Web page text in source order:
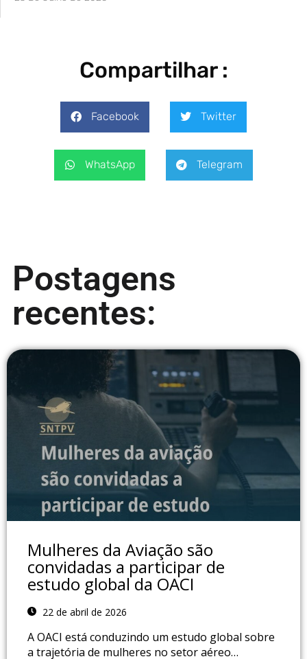
Compartilhar :
Facebook Twitter
WhatsApp Telegram
Postagens
recentes:
Mulheres da Aviação são
convidadas a participar de
estudo global da OACI
22 de abril de 2026
A OACI está conduzindo um estudo global sobre
a trajetória de mulheres no setor aéreo…